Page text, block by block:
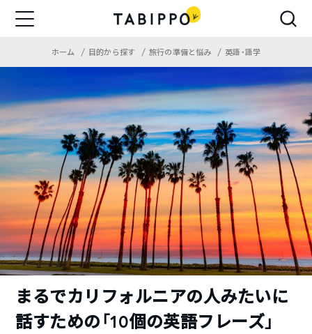
ホーム 目的から探す 旅行の準備と悩み 英語・語学
まるでカリフォルニアの人みたいに
話すための「10個の英語フレーズ」